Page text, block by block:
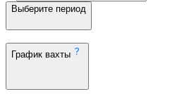
Выберите период
График вахты